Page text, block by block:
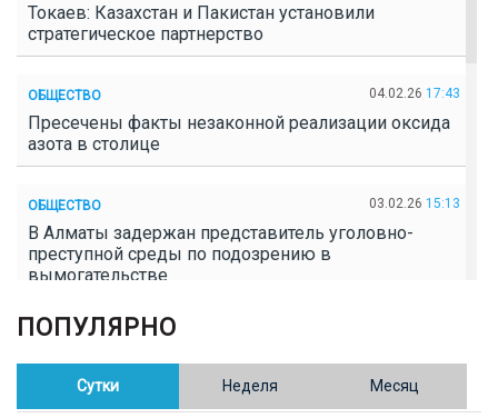
Токаев: Казахстан и Пакистан установили
стратегическое партнерство
ОБЩЕСТВО 04.02.26 17:43
Пресечены факты незаконной реализации оксида
азота в столице
ОБЩЕСТВО 03.02.26 15:13
В Алматы задержан представитель уголовно-
преступной среды по подозрению в
вымогательстве
ОБЩЕСТВО
Полицейские пресекли незаконное выращивание
конопли в Таразе
ПОПУЛЯРНО
Сутки Неделя Месяц